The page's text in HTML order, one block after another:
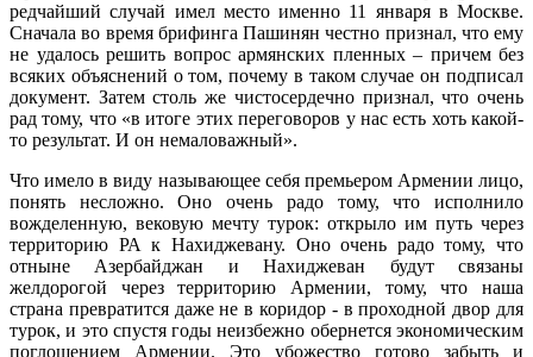
редчайший случай имел место именно 11 января в Москве.
Сначала во время брифинга Пашинян честно признал, что ему
не удалось решить вопрос армянских пленных – причем без
всяких объяснений о том, почему в таком случае он подписал
документ. Затем столь же чистосердечно признал, что очень
рад тому, что «в итоге этих переговоров у нас есть хоть какой-
то результат. И он немаловажный».
Что имело в виду называющее себя премьером Армении лицо,
понять несложно. Оно очень радо тому, что исполнило
вожделенную, вековую мечту турок: открыло им путь через
территорию РА к Нахиджевану. Оно очень радо тому, что
отныне Азербайджан и Нахиджеван будут связаны
желдорогой через территорию Армении, тому, что наша
страна превратится даже не в коридор - в проходной двор для
турок, и это спустя годы неизбежно обернется экономическим
поглощением Армении. Это убожество готово забыть и